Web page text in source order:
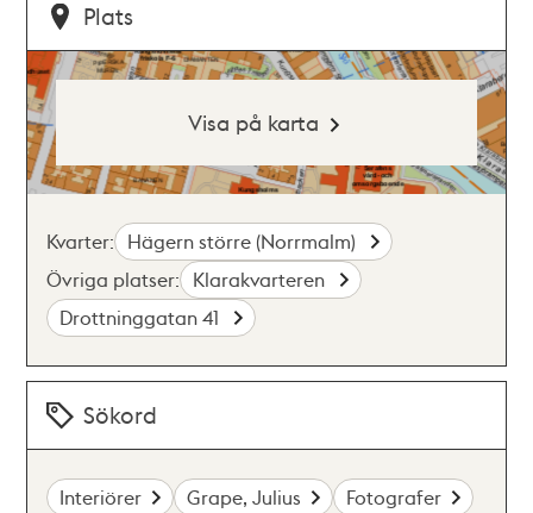
Plats
Visa på karta
Kvarter: Hägern större (Norrmalm)
Övriga platser: Klarakvarteren
Drottninggatan 41
Sökord
Interiörer Grape, Julius
Fotografer